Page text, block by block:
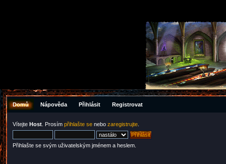
Domů Nápověda Přihlásit Registrovat
Vítejte Host . Prosím přihlašte se nebo zaregistrujte
Přihlašte se svým uživatelským jménem a heslem.